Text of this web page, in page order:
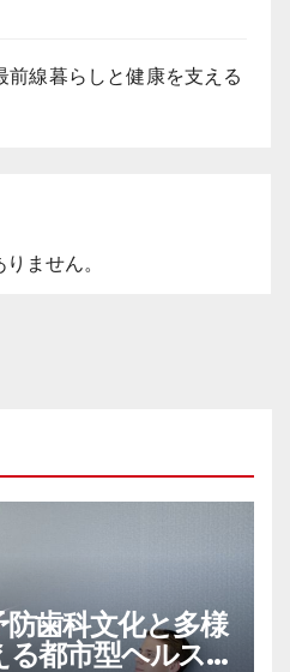
前線暮らしと健康を支える
ません。
歯科文化と多様
都市型ヘルス